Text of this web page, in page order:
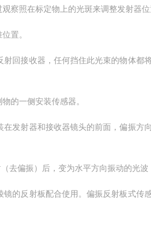
察照在标定物上的光斑来调整发射器
置。
回接收器，任何挡住此光束的物体都
的一侧安装传感器。
发射器和接收器镜头的前面，偏振方
去偏振）后，变为水平方向振动的光波
的反射板配合使用。偏振反射板式传